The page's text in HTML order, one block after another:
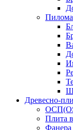
Древесно-
Плита